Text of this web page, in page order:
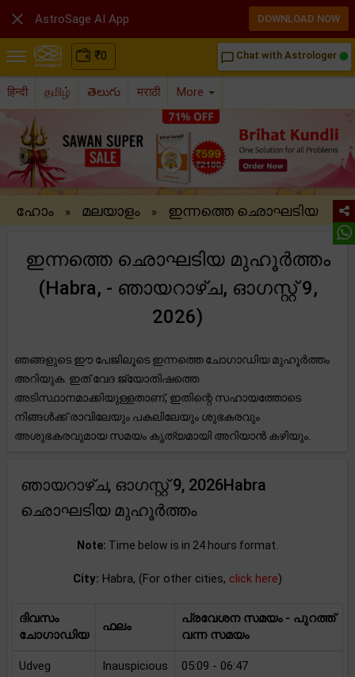
₹0 chat_bubble_outline Chat with Astrologer
हिन्दी தமிழ் తెలుగు मराठी More
ഹോം » മലയാളം » ഇന്നത്തെ ഛൊഘടിയ
ഇന്നത്തെ ഛൊഘടിയ മുഹൂർത്തം
(Habra, - ഞായറാഴ്ച, ഓഗസ്റ്റ് 9,
2026)
ഞങ്ങളുടെ ഈ പേജിലൂടെ ഇന്നത്തെ ചോഗാഡിയ മുഹൂർത്തം
അറിയുക. ഇത് വേദ ജ്യോതിഷത്തെ
അടിസ്ഥാനമാക്കിയുള്ളതാണ്, ഇതിന്റെ സഹായത്തോടെ
നിങ്ങൾക്ക് രാവിലേയും പകലിലേയും ശുഭകരവും
അശുഭകരവുമായ സമയം കൃത്യമായി അറിയാൻ കഴിയും.
ഞായറാഴ്ച, ഓഗസ്റ്റ് 9, 2026Habra
ഛൊഘടിയ മുഹൂർത്തം
Note: Time below is in 24 hours format.
City: Habra, (For other cities, click here)
ദിവസം
ചോഗാഡിയ
ഫലം
പ്രവേശന സമയം - പുറത്ത്
വന്ന സമയം
Udveg Inauspicious 05:09 - 06:47
 AstroSage AI App DOWNLOAD NOW